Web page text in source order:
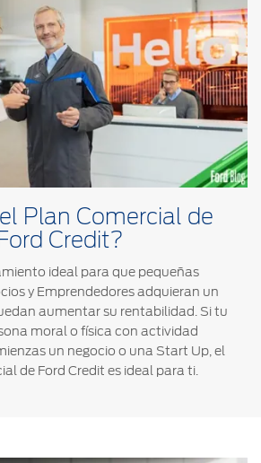
de
Plan Comercial de
Ford Credit?
ideal para que pequeñas
y Emprendedores adquieran un
aumentar su rentabilidad. Si tu
moral o física con actividad
un negocio o una Start Up, el
de Ford Credit es ideal para ti.